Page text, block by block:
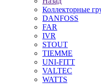
Коллекторные
DANFOSS
FAR
IVR
STOUT
TIEMME
UNI-FITT
VALTEC
WATTS